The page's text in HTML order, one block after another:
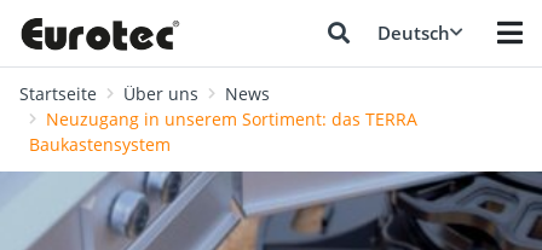
Deutsch
Startseite Über uns
News
Neuzugang in unserem Sortiment: das TERRA
Baukastensystem